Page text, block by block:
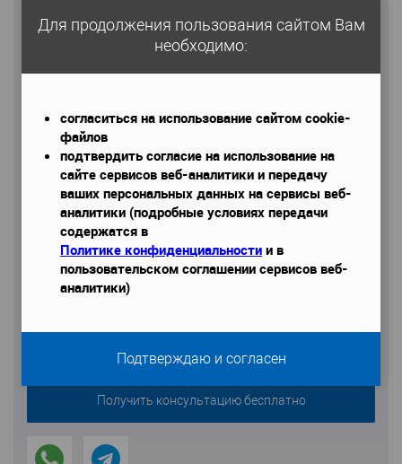
Email
Телефон*
Даю согласие на обработку моих персональных данных
Для продолжения пользования сайтом Вам
необходимо:
согласиться на использование сайтом cookie-
файлов
подтвердить согласие на использование на
сайте сервисов веб-аналитики и передачу
ваших персональных данных на сервисы веб-
аналитики (подробные условиях передачи
содержатся в
Политике конфиденциальности и в
пользовательском соглашении сервисов веб-
аналитики)
Подтверждаю и согласен